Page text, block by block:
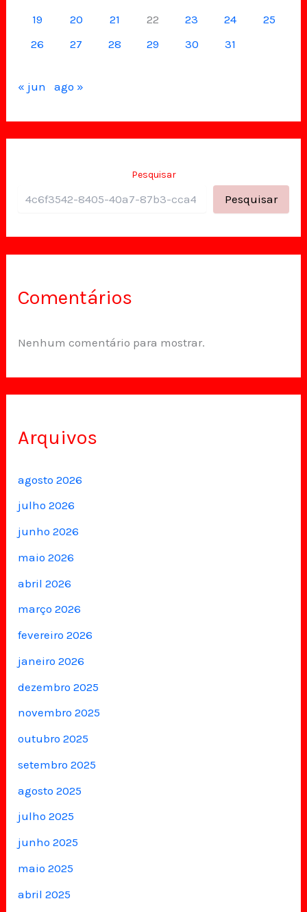
19
20 21 22 23 24
25
26
27 28 29 30 31
« jun ago »
Pesquisar
Pesquisar
Comentários
Nenhum comentário para mostrar.
Arquivos
agosto 2026
julho 2026
junho 2026
maio 2026
abril 2026
março 2026
fevereiro 2026
janeiro 2026
dezembro 2025
novembro 2025
outubro 2025
setembro 2025
agosto 2025
julho 2025
junho 2025
maio 2025
abril 2025